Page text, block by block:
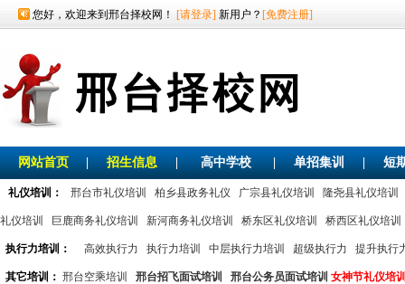
您好，欢迎来到邢台择校网！ [请登录] 新用户？ [免费注册]
网站首页 招生信息 高中学校 单招集训 短
礼仪培训： 邢台市礼仪培训 柏乡县政务礼仪 广宗县礼仪培训 隆尧县礼仪培训
礼仪培训 巨鹿商务礼仪培训 新河商务礼仪培训 桥东区礼仪培训 桥西区礼仪培训
执行力培训： 高效执行力 执行力培训 中层执行力培训 超级执行力 提升执行
其它培训： 邢台空乘培训 邢台招飞面试培训 邢台公务员面试培训 女神节礼仪培